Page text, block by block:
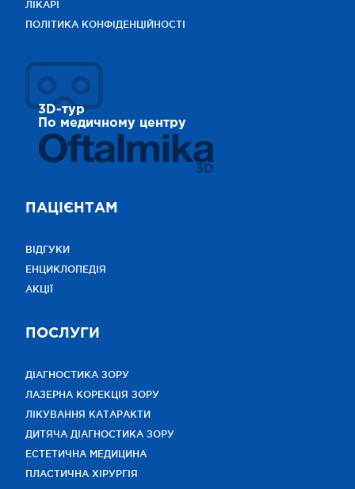
ЛІКАРІ
ПОЛІТИКА КОНФІДЕНЦІЙНОСТІ
3D-тур
По медичному центру
3D
ПАЦІЄНТАМ
ВІДГУКИ
ЕНЦИКЛОПЕДІЯ
АКЦІЇ
ПОСЛУГИ
ДІАГНОСТИКА ЗОРУ
ЛАЗЕРНА КОРЕКЦІЯ ЗОРУ
ЛІКУВАННЯ КАТАРАКТИ
ДИТЯЧА ДІАГНОСТИКА ЗОРУ
ЕСТЕТИЧНА МЕДИЦИНА
ПЛАСТИЧНА ХІРУРГІЯ